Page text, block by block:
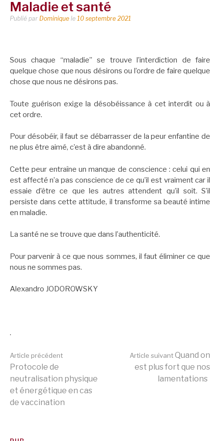
Maladie et santé
Publié par Dominique le 10 septembre 2021
Sous chaque “maladie” se trouve l’interdiction de faire
quelque chose que nous désirons ou l’ordre de faire quelque
chose que nous ne désirons pas.
Toute guérison exige la désobéissance à cet interdit ou à
cet ordre.
Pour désobéir, il faut se débarrasser de la peur enfantine de
ne plus être aimé, c’est à dire abandonné.
Cette peur entraîne un manque de conscience : celui qui en
est affecté n’a pas conscience de ce qu’il est vraiment car il
essaie d’être ce que les autres attendent qu’il soit. S’il
persiste dans cette attitude, il transforme sa beauté intime
en maladie.
La santé ne se trouve que dans l’authenticité.
Pour parvenir à ce que nous sommes, il faut éliminer ce que
nous ne sommes pas.
Alexandro JODOROWSKY
.
Lire
la
Article précédent
Protocole de
neutralisation physique
et énergétique en cas
de vaccination
Article suivantQuand on
est plus fort que nos
lamentations